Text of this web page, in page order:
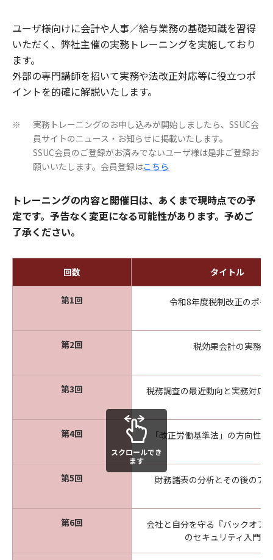
ユーザ様向けに会計や人事／給与業務の基礎知識を習得
いただく、弊社主催の実務トレーニングを実施しており
ます。
外部の専門講師を招いて実務や法改正対応等に役立つポ
イントを的確に解説いたします。
※
実務トレーニングのお申し込みが開始しましたら、SSUC会
員サイトのニュース・お知らせに掲載いたします。
SSUC会員のご登録がお済みでないユーザ様は是非ご登録お
願いいたします。会員登録はこちら
トレーニングの内容と開催日は、あくまで現時点での予
定です。予告なく変更になる可能性があります。予めご
了承ください。
回数 タイトル
第1回 令和8年度税制改正のポイ
第2回 税効果会計の実務
第3回 税務調査の最近動向と実務対応
第4回 「改正労働基準法」の方向性
第5回 財務諸表の分析とその後のア
第6回
会社と自分を守る『バックオフ
のセキュリティ入門』
スクロールでき
ます